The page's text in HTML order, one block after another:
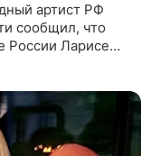
артист РФ
сообщил, что
России Ларисе